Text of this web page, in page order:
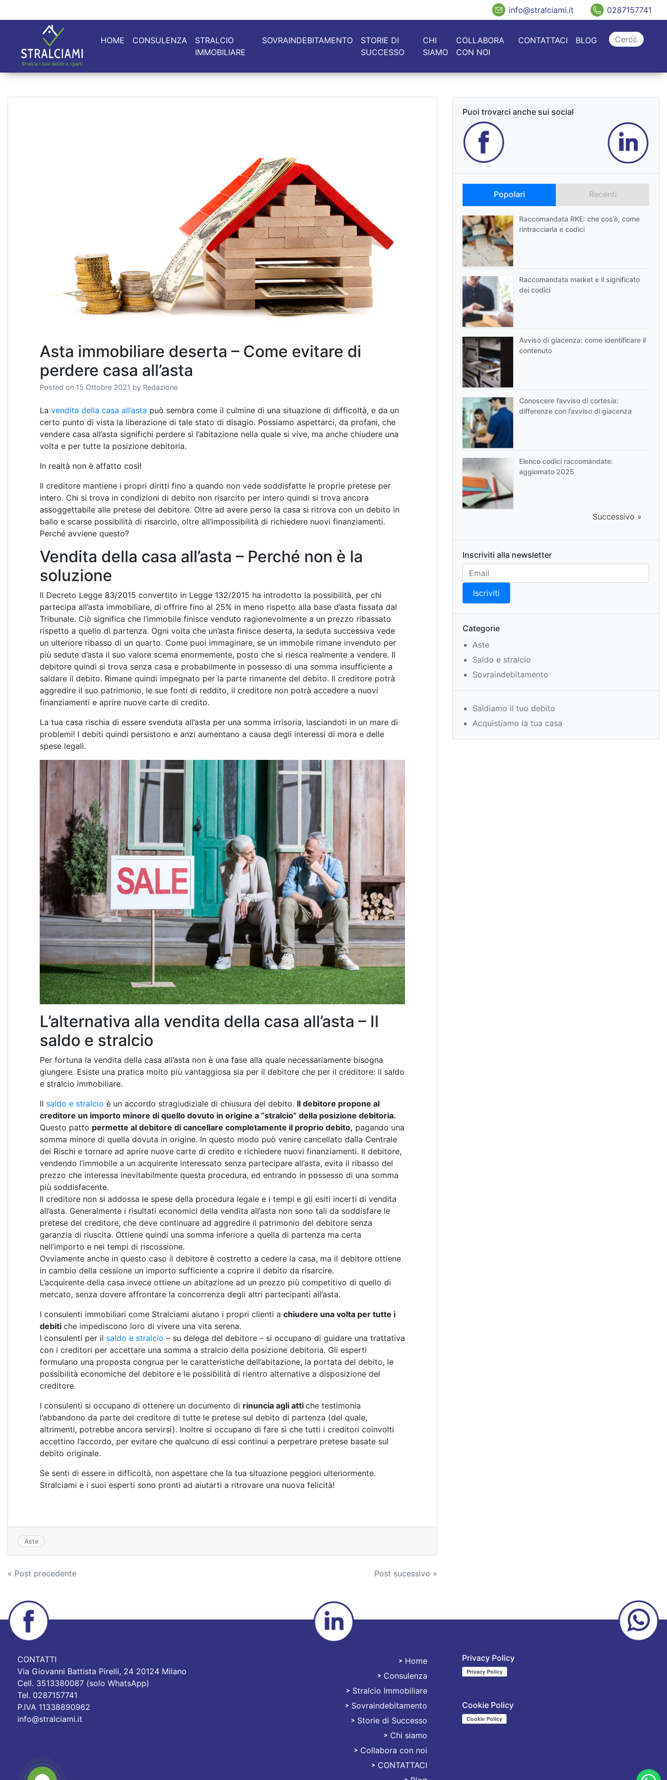
info@stralciami.it 0287157741
HOME CONSULENZA
STRALCIO
IMMOBILIARE
SOVRAINDEBITAMENTO
STORIE DI
SUCCESSO
CHI
SIAMO
COLLABORA
CON NOI
CONTATTACI BLOG
Asta immobiliare deserta – Come evitare di
perdere casa all’asta
Posted on 15 Ottobre 2021 by Redazione
La vendita della casa all’asta può sembra come il culmine di una situazione di difficoltà, e da un
certo punto di vista la liberazione di tale stato di disagio. Possiamo aspettarci, da profani, che
vendere casa all’asta significhi perdere sì l’abitazione nella quale si vive, ma anche chiudere una
volta e per tutte la posizione debitoria.
In realtà non è affatto così!
Il creditore mantiene i propri diritti fino a quando non vede soddisfatte le proprie pretese per
intero. Chi si trova in condizioni di debito non risarcito per intero quindi si trova ancora
assoggettabile alle pretese del debitore. Oltre ad avere perso la casa si ritrova con un debito in
ballo e scarse possibilità di risarcirlo, oltre all’impossibilità di richiedere nuovi finanziamenti.
Perché avviene questo?
Vendita della casa all’asta – Perché non è la
soluzione
Il Decreto Legge 83/2015 convertito in Legge 132/2015 ha introdotto la possibilità, per chi
partecipa all’asta immobiliare, di offrire fino al 25% in meno rispetto alla base d’asta fissata dal
Tribunale. Ciò significa che l’immobile finisce venduto ragionevolmente a un prezzo ribassato
rispetto a quello di partenza. Ogni volta che un’asta finisce deserta, la seduta successiva vede
un ulteriore ribasso di un quarto. Come puoi immaginare, se un immobile rimane invenduto per
più sedute d’asta il suo valore scema enormemente, posto che si riesca realmente a vendere. Il
debitore quindi si trova senza casa e probabilmente in possesso di una somma insufficiente a
saldare il debito. Rimane quindi impegnato per la parte rimanente del debito. Il creditore potrà
aggredire il suo patrimonio, le sue fonti di reddito, il creditore non potrà accedere a nuovi
finanziamenti e aprire nuove carte di credito.
La tua casa rischia di essere svenduta all’asta per una somma irrisoria, lasciandoti in un mare di
problemi! I debiti quindi persistono e anzi aumentano a causa degli interessi di mora e delle
spese legali.
L’alternativa alla vendita della casa all’asta – Il
saldo e stralcio
Per fortuna la vendita della casa all’asta non è una fase alla quale necessariamente bisogna
giungere. Esiste una pratica molto più vantaggiosa sia per il debitore che per il creditore: il saldo
e stralcio immobiliare.
Il saldo e stralcio è un accordo stragiudiziale di chiusura del debito. Il debitore propone al
creditore un importo minore di quello dovuto in origine a “stralcio” della posizione debitoria.
Questo patto permette al debitore di cancellare completamente il proprio debito, pagando una
somma minore di quella dovuta in origine. In questo modo può venire cancellato dalla Centrale
dei Rischi e tornare ad aprire nuove carte di credito e richiedere nuovi finanziamenti. Il debitore,
vendendo l’immobile a un acquirente interessato senza partecipare all’asta, evita il ribasso del
prezzo che interessa inevitabilmente questa procedura, ed entrando in possesso di una somma
più soddisfacente.
Il creditore non si addossa le spese della procedura legale e i tempi e gli esiti incerti di vendita
all’asta. Generalmente i risultati economici della vendita all’asta non sono tali da soddisfare le
pretese del creditore, che deve continuare ad aggredire il patrimonio del debitore senza
garanzia di riuscita. Ottiene quindi una somma inferiore a quella di partenza ma certa
nell’importo e nei tempi di riscossione.
Ovviamente anche in questo caso il debitore è costretto a cedere la casa, ma il debitore ottiene
in cambio della cessione un importo sufficiente a coprire il debito da risarcire.
L’acquirente della casa invece ottiene un abitazione ad un prezzo più competitivo di quello di
mercato, senza dovere affrontare la concorrenza degli altri partecipanti all’asta.
I consulenti immobiliari come Stralciami aiutano i propri clienti a chiudere una volta per tutte i
debiti che impediscono loro di vivere una vita serena.
I consulenti per il saldo e stralcio – su delega del debitore – si occupano di guidare una trattativa
con i creditori per accettare una somma a stralcio della posizione debitoria. Gli esperti
formulano una proposta congrua per le caratteristiche dell’abitazione, la portata del debito, le
possibilità economiche del debitore e le possibilità di rientro alternative a disposizione del
creditore.
I consulenti si occupano di ottenere un documento di rinuncia agli atti che testimonia
l’abbandono da parte del creditore di tutte le pretese sul debito di partenza (del quale,
altrimenti, potrebbe ancora servirsi). Inoltre si occupano di fare sì che tutti i creditori coinvolti
accettino l’accordo, per evitare che qualcuno di essi continui a perpetrare pretese basate sul
debito originale.
Se senti di essere in difficoltà, non aspettare che la tua situazione peggiori ulteriormente.
Stralciami e i suoi esperti sono pronti ad aiutarti a ritrovare una nuova felicità!
Aste
Navigazione
articoli
« Post precedente Post sucessivo »
Puoi trovarci anche sui social
Popolari Recenti
Raccomandata RKE: che cos’è, come
rintracciarla e codici
Raccomandata market e il significato
dei codici
Avviso di giacenza: come identificare il
contenuto
Conoscere l’avviso di cortesia:
differenze con l’avviso di giacenza
Elenco codici raccomandate:
aggiornato 2025
Successivo »
Inscriviti alla newsletter
Categorie
Aste
Saldo e stralcio
Sovraindebitamento
Saldiamo il tuo debito
Acquistiamo la tua casa
CONTATTI
Via Giovanni Battista Pirelli, 24 20124 Milano
Cell. 3513380087 (solo WhatsApp)
Tel. 0287157741
P.IVA 11338890962
info@stralciami.it
Home
Consulenza
Stralcio Immobiliare
Sovraindebitamento
Storie di Successo
Chi siamo
Collabora con noi
CONTATTACI
Privacy Policy
Cookie Policy